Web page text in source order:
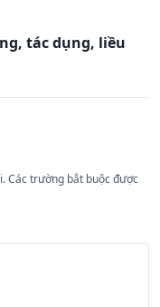
tác dụng, liều
Các trường bắt buộc được